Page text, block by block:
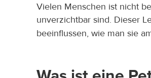
Vielen Menschen ist nicht
unverzichtbar sind. Dieser
beeinflussen, wie man sie